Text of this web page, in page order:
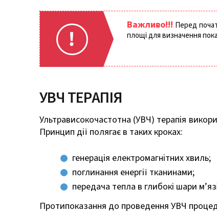
Важливо!!! Перед
площі для визначення
УВЧ ТЕРАПІЯ
Ультрависокочастотна (УВЧ) терапія
Принцип дії полягає в таких кроках:
генерація електромагнітних хвиль;
поглинання енергії тканинами;
передача тепла в глибокі шари
Протипоказання до проведення УВЧ